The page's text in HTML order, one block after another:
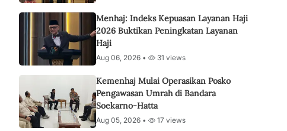
Menhaj: Indeks Kepuasan Layanan Haji
2026 Buktikan Peningkatan Layanan
Haji
Aug 06, 2026 • 31 views
Kemenhaj Mulai Operasikan Posko
Pengawasan Umrah di Bandara
Soekarno-Hatta
Aug 05, 2026 • 17 views